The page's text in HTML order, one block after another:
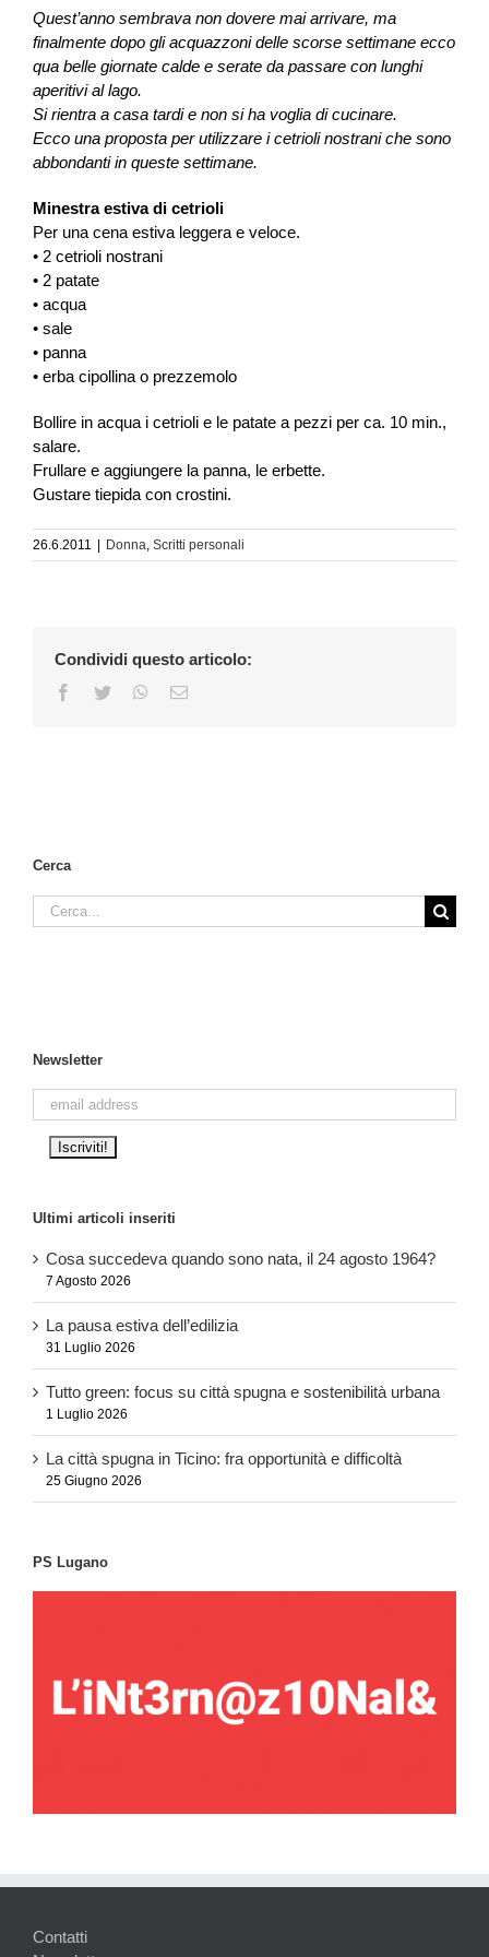
Quest’anno sembrava non dovere mai arrivare, ma
finalmente dopo gli acquazzoni delle scorse settimane ecco
qua belle giornate calde e serate da passare con lunghi
aperitivi al lago.
Si rientra a casa tardi e non si ha voglia di cucinare.
Ecco una proposta per utilizzare i cetrioli nostrani che sono
abbondanti in queste settimane.
Minestra estiva di cetrioli
Per una cena estiva leggera e veloce.
• 2 cetrioli nostrani
• 2 patate
• acqua
• sale
• panna
• erba cipollina o prezzemolo
Bollire in acqua i cetrioli e le patate a pezzi per ca. 10 min.,
salare.
Frullare e aggiungere la panna, le erbette.
Gustare tiepida con crostini.
26.6.2011 Donna, Scritti personali
Condividi questo articolo:
Facebook
Twitter WhatsApp
Email
Cerca
Cerca
per:
Newsletter
Ultimi articoli inseriti
Cosa succedeva quando sono nata, il 24 agosto 1964?
7 Agosto 2026
La pausa estiva dell’edilizia
31 Luglio 2026
Tutto green: focus su città spugna e sostenibilità urbana
1 Luglio 2026
La città spugna in Ticino: fra opportunità e difficoltà
25 Giugno 2026
PS Lugano
Contatti